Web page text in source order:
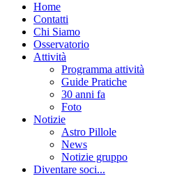
Home
Contatti
Chi Siamo
Osservatorio
Attività
Programma attività
Guide Pratiche
30 anni fa
Foto
Notizie
Astro Pillole
News
Notizie gruppo
Diventare soci...